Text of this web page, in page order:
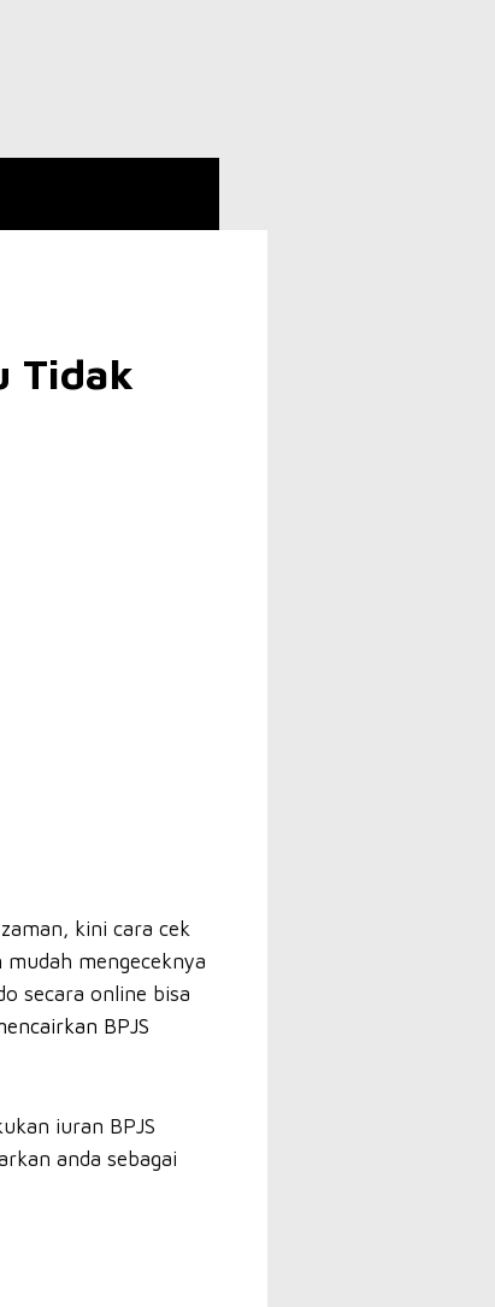
Tidak
kini cara cek
mengeceknya
secara online bisa
BPJS
iuran BPJS
anda sebagai